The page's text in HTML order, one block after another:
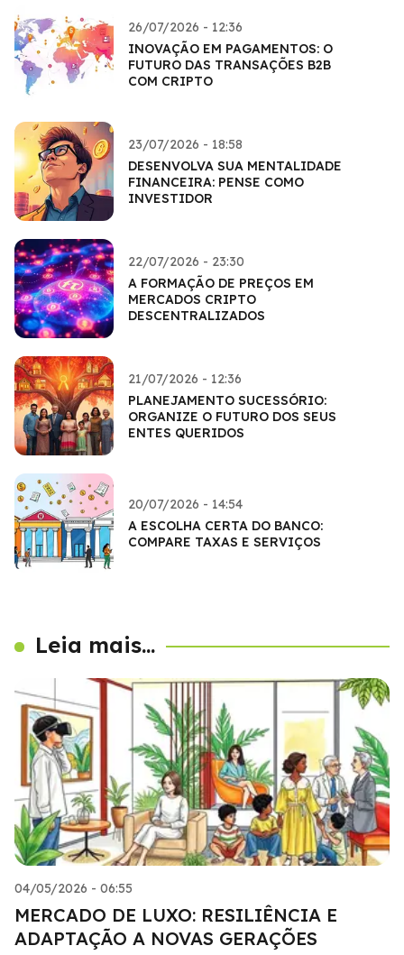
26/07/2026 - 12:36
INOVAÇÃO EM PAGAMENTOS: O
FUTURO DAS TRANSAÇÕES B2B
COM CRIPTO
23/07/2026 - 18:58
DESENVOLVA SUA MENTALIDADE
FINANCEIRA: PENSE COMO
INVESTIDOR
22/07/2026 - 23:30
A FORMAÇÃO DE PREÇOS EM
MERCADOS CRIPTO
DESCENTRALIZADOS
21/07/2026 - 12:36
PLANEJAMENTO SUCESSÓRIO:
ORGANIZE O FUTURO DOS SEUS
ENTES QUERIDOS
20/07/2026 - 14:54
A ESCOLHA CERTA DO BANCO:
COMPARE TAXAS E SERVIÇOS
Leia mais...
04/05/2026 - 06:55
MERCADO DE LUXO: RESILIÊNCIA E
ADAPTAÇÃO A NOVAS GERAÇÕES